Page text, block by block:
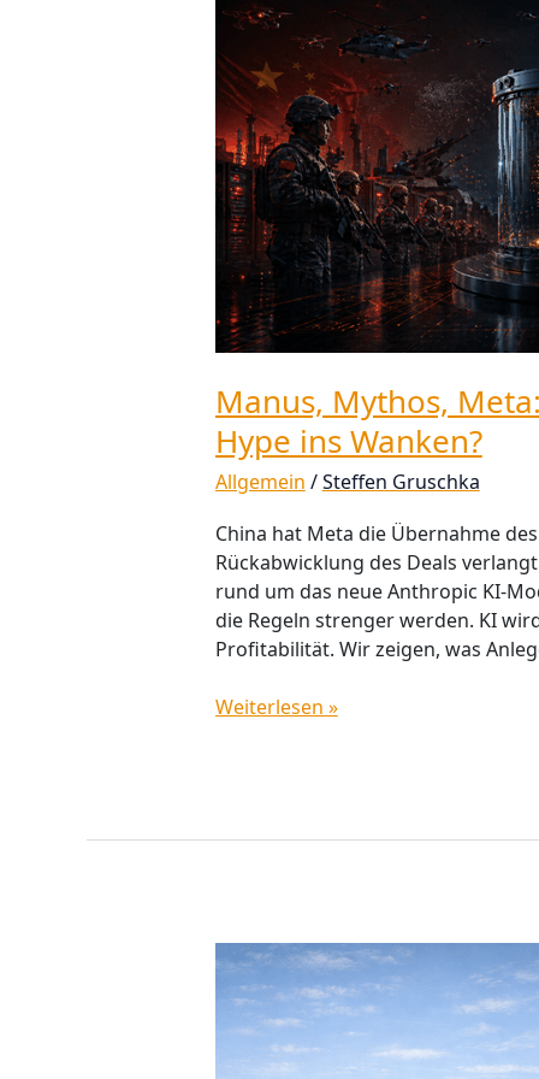
Manus, Mythos,
Hype ins Wanken?
Allgemein /Steffen Gruschka
China hat Meta die Übernahme
Rückabwicklung des Deals
rund um das neue Anthropic KI-
die Regeln strenger werden. KI
Profitabilität. Wir zeigen, was
Mythos,
Meta:
Bringt
die
Politik
den
KI-
Hype
ins
Wanken?
Weiterlesen »
Investieren
im
Ruhestand: